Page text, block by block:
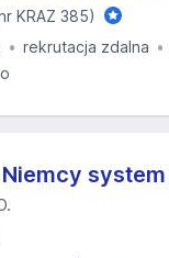
KRAZ 385)
rekrutacja zdalna
system